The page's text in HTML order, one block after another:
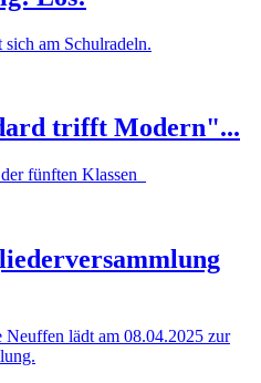
am Schulradeln.
trifft Modern"...
fünften Klassen
Neuffen lädt am 08.04.2025 zur